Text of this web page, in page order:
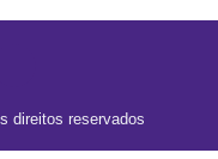
direitos reservados